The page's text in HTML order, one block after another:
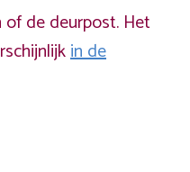
de deurpost. Het
in de